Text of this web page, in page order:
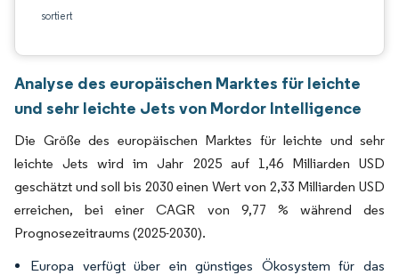
sortiert
Analyse des europäischen Marktes für leichte
und sehr leichte Jets von Mordor Intelligence
Die Größe des europäischen Marktes für leichte und sehr
leichte Jets wird im Jahr 2025 auf 1,46 Milliarden USD
geschätzt und soll bis 2030 einen Wert von 2,33 Milliarden USD
erreichen, bei einer CAGR von 9,77 % während des
Prognosezeitraums (2025-2030).
Europa verfügt über ein günstiges Ökosystem für das